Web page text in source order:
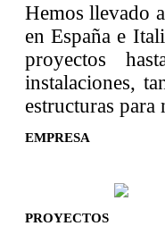
Hemos llevado
en España e
proyectos
instalaciones,
estructuras para
EMPRESA
PROYECTOS